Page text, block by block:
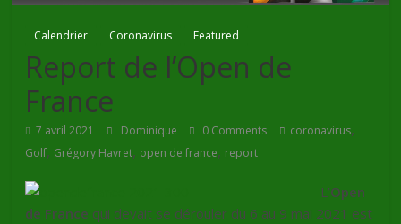
Calendrier Coronavirus Featured
Report de l’Open de
France
7 avril 2021 Dominique 0 Comments coronavirus,
Golf, Grégory Havret, open de france, report
L’Open
de France qui devait se dérouler du 6 au 9 mai 2021 est